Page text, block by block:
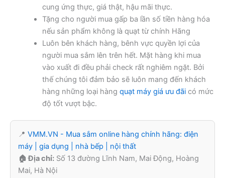
cung ứng thực, giá thật, hậu mãi thực.
Tặng cho người mua gấp ba lần số tiền hàng hóa
nếu sản phẩm không là quạt từ chính Hãng
Luôn bên khách hàng, bênh vực quyền lợi của
người mua sắm lên trên hết. Mặt hàng khi mua
vào xuất đi đều phải check rất nghiêm ngặt. Bởi
thế chúng tôi đảm bảo sẽ luôn mang đến khách
hàng những loại hàng quạt máy giá ưu đãicó mức
độ tốt vượt bậc.
📍 VMM.VN - Mua sắm online hàng chính hãng: điện
máy | gia dụng | nhà bếp | nội thất
🏠 Địa chỉ: Số 13 đường Lĩnh Nam, Mai Động, Hoàng
Mai, Hà Nội